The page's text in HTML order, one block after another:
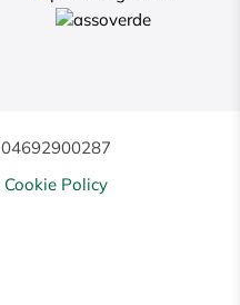
04692900287
Cookie Policy